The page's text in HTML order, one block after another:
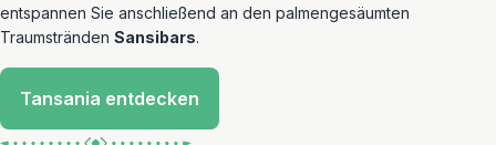
entspannen Sie anschließend an den palmengesäumten
Traumstränden Sansibars.
Tansania entdecken